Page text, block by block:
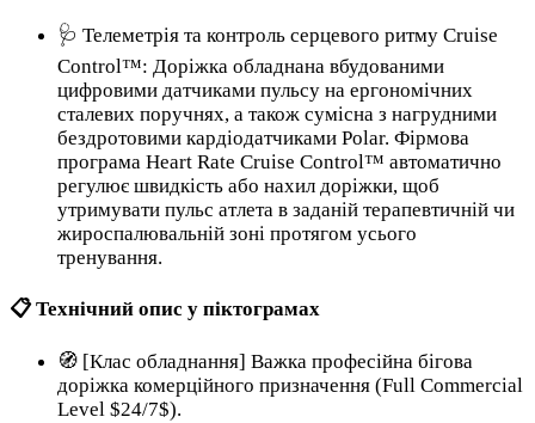
🩺 Телеметрія та контроль серцевого ритму Cruise
Control™: Доріжка обладнана вбудованими
цифровими датчиками пульсу на ергономічних
сталевих поручнях, а також сумісна з нагрудними
бездротовими кардіодатчиками Polar. Фірмова
програма Heart Rate Cruise Control™ автоматично
регулює швидкість або нахил доріжки, щоб
утримувати пульс атлета в заданій терапевтичній чи
жироспалювальній зоні протягом усього
тренування.
📋 Технічний опис у піктограмах
🧭 [Клас обладнання] Важка професійна бігова
доріжка комерційного призначення (Full Commercial
Level $24/7$).